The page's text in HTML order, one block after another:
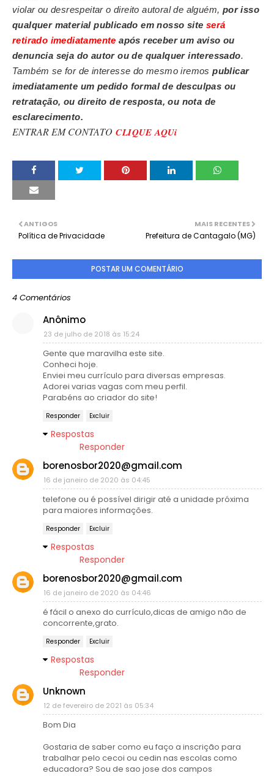
violar ou desrespeitar o direito autoral de alguém, por isso
qualquer material publicado em nosso site será
retirado imediatamente após receber um aviso ou
denuncia seja do autor ou de qualquer interessado.
Também se for de interesse do mesmo iremos publicar
imediatamente um pedido formal de desculpas ou
retratação, ou direito de resposta, ou nota de
esclarecimento.
ENTRAR EM CONTATO CLIQUE AQUi
MAIS RECENTES
Prefeitura de Cantagalo (MG)
ANTIGOS
Política de Privacidade
POSTAR UM COMENTÁRIO
4 Comentários
Anônimo
23 de julho de 2018 às 15:24
Gente que maravilha este site.
Conheci hoje.
Enviei meu currículo para diversas empresas.
Adorei varias vagas com meu perfil.
Parabéns ao criador do site!
Responder Excluir
Respostas
Responder
borenosbor2020@gmail.com
16 de janeiro de 2020 às 04:45
telefone ou é possível dirigir até a unidade próxima
para maiores informações.
Responder Excluir
Respostas
Responder
borenosbor2020@gmail.com
16 de janeiro de 2020 às 04:46
é fácil o anexo do currículo,dicas de amigo não de
concorrente,grato.
Responder Excluir
Respostas
Responder
Unknown
12 de fevereiro de 2021 às 05:34
Bom Dia
Gostaria de saber como eu faço a inscrição para
trabalhar pelo cecoi ou cedin nas escolas como
educadora? Sou de sao jose dos campos